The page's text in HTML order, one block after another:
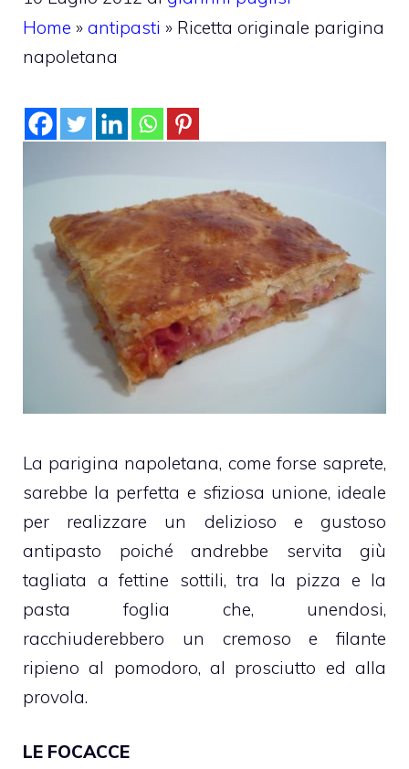
Home » antipasti » Ricetta originale parigina
napoletana
La parigina napoletana, come forse saprete,
sarebbe la perfetta e sfiziosa unione, ideale
per realizzare un delizioso e gustoso
antipasto poiché andrebbe servita giù
tagliata a fettine sottili, tra la pizza e la
pasta foglia che, unendosi,
racchiuderebbero un cremoso e filante
ripieno al pomodoro, al prosciutto ed alla
provola.
LE FOCACCE